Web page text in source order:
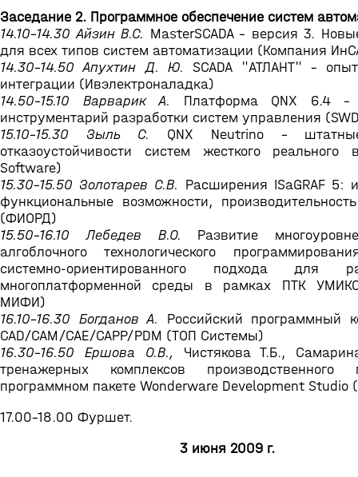
Заседание 2. Программное обеспечение систем
14.10-14.30 Айзин В.С. MasterSCADA – версия 3.
для всех типов систем автоматизации (Компания
14.30-14.50 Апухтин Д. Ю. SCADA "АТЛАНТ" -
интеграции (Ивэлектроналадка)
14.50-15.10 Варварик А.
Платформа QNX 6.4 –
инструментарий разработки систем управления
15.10-15.30 Зыль С.
QNX Neutrino –
отказоустойчивости систем жесткого реального
Software)
15.30-15.50 Золотарев С.В. Расширения ISaGRAF 5:
функциональные возможности,
(ФИОРД)
15.50-16.10 Лебедев В.О. Развитие
алгоблочного технологического
системно-ориентированного подхода для
многоплатформенной среды в рамках ПТК
МИФИ)
16.10-16.30 Богданов А. Российский программный
CAD/CAM/CAE/CAPP/PDM (ТОП Системы)
16.30-16.50 Ершова О.В., Чистякова Т.Б.,
тренажерных комплексов
программном пакете Wonderware Development Studio
17.00-18.00 Фуршет.
3 июня 2009 г.